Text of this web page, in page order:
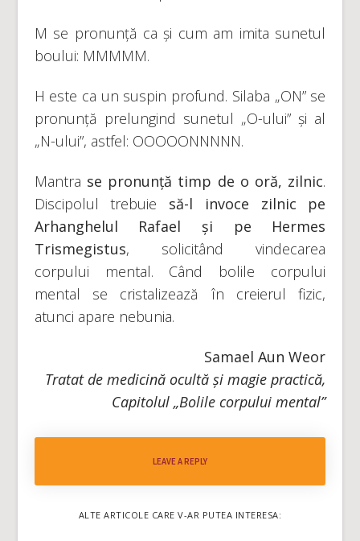
M se pronunță ca și cum am imita sunetul
boului: MMMMM.
H este ca un suspin profund. Silaba „ON” se
pronunță prelungind sunetul „O-ului” și al
„N-ului”, astfel: OOOOONNNNN.
Mantra se pronunță timp de o oră, zilnic.
Discipolul trebuie să-l invoce zilnic pe
Arhanghelul Rafael și pe Hermes
Trismegistus, solicitând vindecarea
corpului mental. Când bolile corpului
mental se cristalizează în creierul fizic,
atunci apare nebunia.
Samael Aun Weor
Tratat de medicină ocultă și magie practică,
Capitolul „Bolile corpului mental”
LEAVE A REPLY
ALTE ARTICOLE CARE V-AR PUTEA INTERESA: